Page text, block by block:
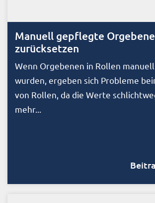
Manuell gepflegte
zurücksetzen
Wenn Orgebenen in Rollen
wurden, ergeben sich Probleme
von Rollen, da die Werte
mehr...